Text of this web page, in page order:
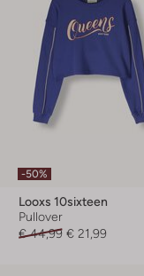
-50%
Looxs 10sixteen
Pullover
€ 44,99 € 21,99